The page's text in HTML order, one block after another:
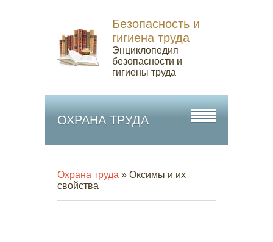
Безопасность и
гигиена труда
Энциклопедия
безопасности и
гигиены труда
ОХРАНА ТРУДА
Охрана труда » Оксимы и их
свойства